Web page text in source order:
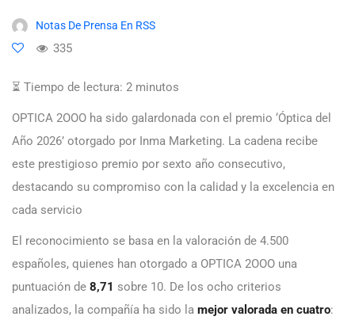
Notas De Prensa En RSS
335
⏳ Tiempo de lectura: 2 minutos
OPTICA 2OOO ha sido galardonada con el premio ‘Óptica del
Año 2026’ otorgado por Inma Marketing. La cadena recibe
este prestigioso premio por sexto año consecutivo,
destacando su compromiso con la calidad y la excelencia en
cada servicio
El reconocimiento se basa en la valoración de 4.500
españoles, quienes han otorgado a OPTICA 2OOO una
puntuación de 8,71 sobre 10. De los ocho criterios
analizados, la compañía ha sido la mejor valorada en cuatro: